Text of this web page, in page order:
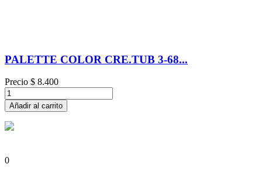
PALETTE COLOR CRE.TUB 3-68...
Precio $ 8.400
Añadir al carrito
0